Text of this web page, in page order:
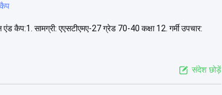
कैप:1. सामग्री: एएसटीएमए-27 ग्रेड 70-40 कक्षा 12. गर्मी उपचार:
संदेश छोड़ें